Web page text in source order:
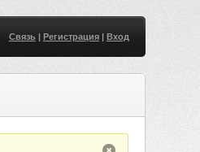
Связь| Регистрация| Вход